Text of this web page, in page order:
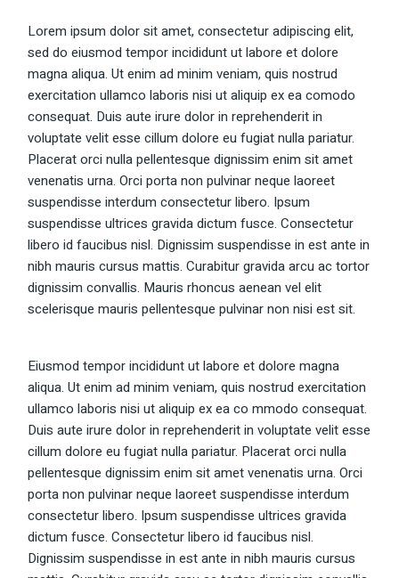
Lorem ipsum dolor sit amet, consectetur adipiscing elit,
sed do eiusmod tempor incididunt ut labore et dolore
magna aliqua. Ut enim ad minim veniam, quis nostrud
exercitation ullamco laboris nisi ut aliquip ex ea comodo
consequat. Duis aute irure dolor in reprehenderit in
voluptate velit esse cillum dolore eu fugiat nulla pariatur.
Placerat orci nulla pellentesque dignissim enim sit amet
venenatis urna. Orci porta non pulvinar neque laoreet
suspendisse interdum consectetur libero. Ipsum
suspendisse ultrices gravida dictum fusce. Consectetur
libero id faucibus nisl. Dignissim suspendisse in est ante in
nibh mauris cursus mattis. Curabitur gravida arcu ac tortor
dignissim convallis. Mauris rhoncus aenean vel elit
scelerisque mauris pellentesque pulvinar non nisi est sit.
Eiusmod tempor incididunt ut labore et dolore magna
aliqua. Ut enim ad minim veniam, quis nostrud exercitation
ullamco laboris nisi ut aliquip ex ea co mmodo consequat.
Duis aute irure dolor in reprehenderit in voluptate velit esse
cillum dolore eu fugiat nulla pariatur. Placerat orci nulla
pellentesque dignissim enim sit amet venenatis urna. Orci
porta non pulvinar neque laoreet suspendisse interdum
consectetur libero. Ipsum suspendisse ultrices gravida
dictum fusce. Consectetur libero id faucibus nisl.
Dignissim suspendisse in est ante in nibh mauris cursus